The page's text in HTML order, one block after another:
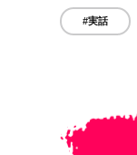
#実話